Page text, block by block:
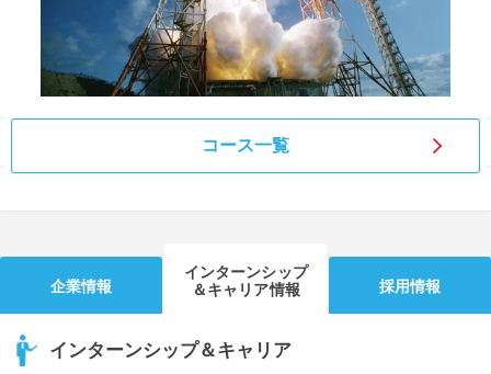
コース一覧
企業情報
インターンシップ
＆キャリア情報
採用情報
インターンシップ＆キャリア